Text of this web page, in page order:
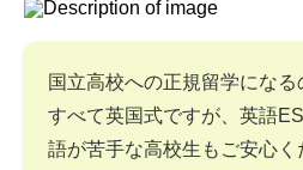
国立高校への正規留学にな
すべて英国式ですが、英語
語が苦手な高校生もご安心